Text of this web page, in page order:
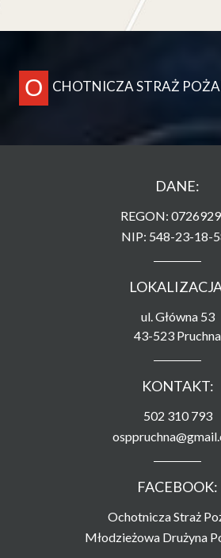
O CHOTNICZA STRAŻ
DANE:
REGON:
NIP: 548-23-18-
ul. Główna 53
43-523 Pruchna
KONTAKT:
502 310 793
FACEBOOK:
Ochotnicza Straż
Młodzieżowa Drużyna